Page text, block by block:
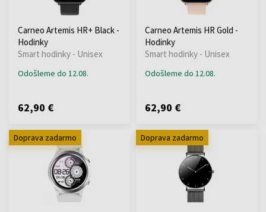
Carneo Artemis HR+ Black -
Hodinky
Smart hodinky - Unisex
Odošleme do 12.08.
62,90 €
Carneo Artemis HR Gold -
Hodinky
Smart hodinky - Unisex
Odošleme do 12.08.
62,90 €
Doprava zadarmo Doprava zadarmo